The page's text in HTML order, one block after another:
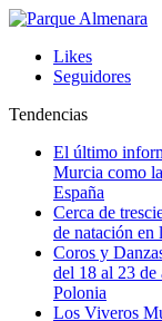
Likes
Seguidores
Tendencias
El último
Murcia como
España
Cerca de
de natación en
Coros y
del 18 al 23
Polonia
Los Viveros